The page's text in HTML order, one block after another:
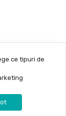
ce tipuri de